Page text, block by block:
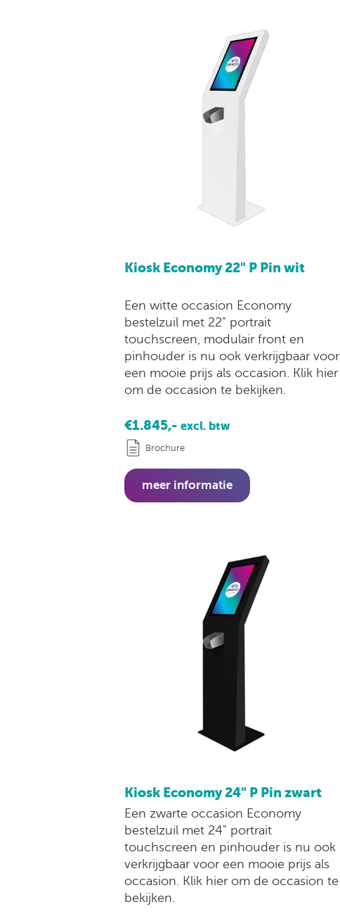
Kiosk Economy 22" P Pin wit
Een witte occasion Economy
bestelzuil met 22" portrait
touchscreen, modulair front en
pinhouder is nu ook verkrijgbaar voor
een mooie prijs als occasion. Klik hier
om de occasion te bekijken.
€1.845,- excl. btw
Brochure
meer informatie
Kiosk Economy 24" P Pin zwart
Een zwarte occasion Economy
bestelzuil met 24" portrait
touchscreen en pinhouder is nu ook
verkrijgbaar voor een mooie prijs als
occasion. Klik hier om de occasion te
bekijken.